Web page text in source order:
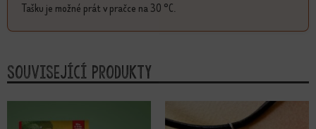
Tašku je možné prát v pračce na 30 °C.
Související produkty